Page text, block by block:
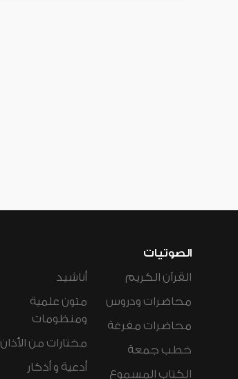
الصوتيات
القرآن الكريم
محاضرات ودروس
محاضرات مفرغة
خطب جمعة
الكتاب المسموع
أناشيد
متون علمية
ومنظومات
مختارات من الأذان
أدعية و أذكار